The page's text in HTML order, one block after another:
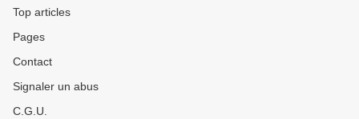
Top articles
Pages
Contact
Signaler un abus
C.G.U.